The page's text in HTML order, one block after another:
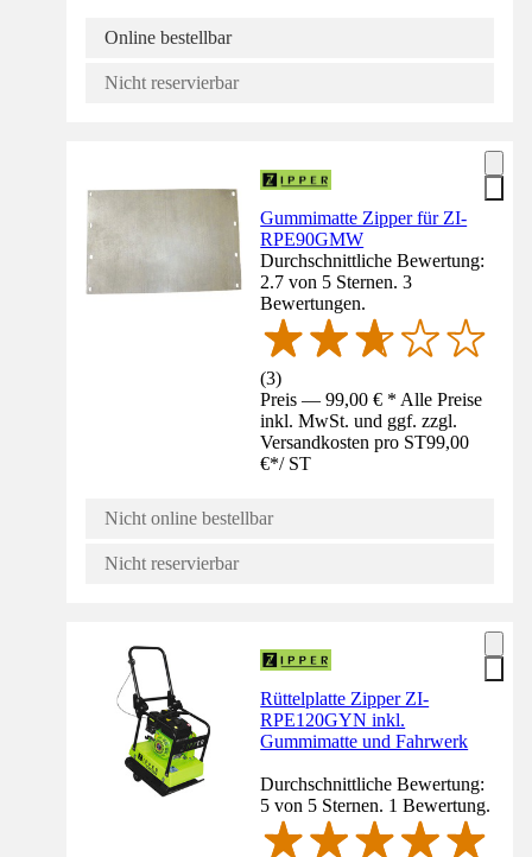
Online bestellbar
Nicht reservierbar
Gummimatte Zipper für ZI-
RPE90GMW
Durchschnittliche Bewertung:
2.7 von 5 Sternen. 3
Bewertungen.
(3)
Preis — 99,00 € * Alle Preise
inkl. MwSt. und ggf. zzgl.
Versandkosten pro ST99,00
€*/ ST
Nicht online bestellbar
Nicht reservierbar
Rüttelplatte Zipper ZI-
RPE120GYN inkl.
Gummimatte und Fahrwerk
Durchschnittliche Bewertung:
5 von 5 Sternen. 1 Bewertung.